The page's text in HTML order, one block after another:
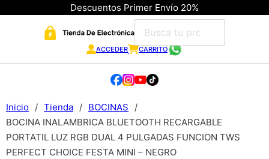
Descuentos Primer Envío 20%
ACCEDER CARRITO
Inicio / Tienda / BOCINAS
/
BOCINA INALAMBRICA BLUETOOTH RECARGABLE
PORTATIL LUZ RGB DUAL 4 PULGADAS FUNCION TWS
PERFECT CHOICE FESTA MINI – NEGRO